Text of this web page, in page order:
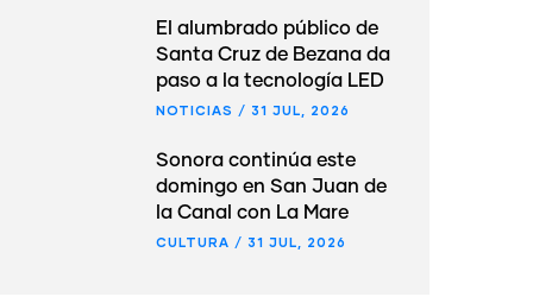
El alumbrado público de
Santa Cruz de Bezana da
paso a la tecnología LED
NOTICIAS / 31 JUL, 2026
Sonora continúa este
domingo en San Juan de
la Canal con La Mare
CULTURA / 31 JUL, 2026